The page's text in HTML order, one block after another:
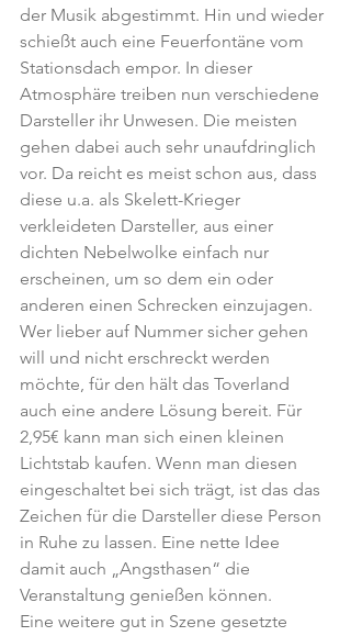
der Musik abgestimmt. Hin und wieder
schießt auch eine Feuerfontäne vom
Stationsdach empor. In dieser
Atmosphäre treiben nun verschiedene
Darsteller ihr Unwesen. Die meisten
gehen dabei auch sehr unaufdringlich
vor. Da reicht es meist schon aus, dass
diese u.a. als Skelett-Krieger
verkleideten Darsteller, aus einer
dichten Nebelwolke einfach nur
erscheinen, um so dem ein oder
anderen einen Schrecken einzujagen.
Wer lieber auf Nummer sicher gehen
will und nicht erschreckt werden
möchte, für den hält das Toverland
auch eine andere Lösung bereit. Für
2,95€ kann man sich einen kleinen
Lichtstab kaufen. Wenn man diesen
eingeschaltet bei sich trägt, ist das das
Zeichen für die Darsteller diese Person
in Ruhe zu lassen. Eine nette Idee
damit auch „Angsthasen“ die
Veranstaltung genießen können.
Eine weitere gut in Szene gesetzte